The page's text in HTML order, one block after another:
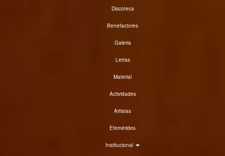
Discoteca
Benefactores
Galeria
Letras
Material
Actividades
Artistas
Efemérides
Institucional